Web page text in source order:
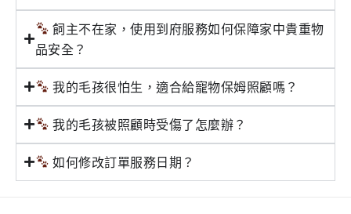
飼主不在家，使用到府服務如何保障家中貴重物
品安全？
我的毛孩很怕生，適合給寵物保姆照顧嗎？
我的毛孩被照顧時受傷了怎麼辦？
如何修改訂單服務日期？